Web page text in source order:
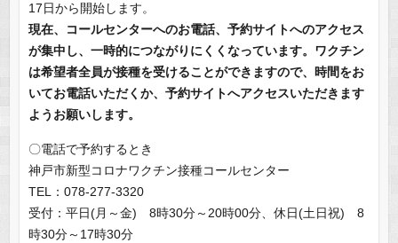
17日から開始します。
現在、コールセンターへのお電話、予約サイトへのアクセス
が集中し、一時的につながりにくくなっています。ワクチン
は希望者全員が接種を受けることができますので、時間をお
いてお電話いただくか、予約サイトへアクセスいただきます
ようお願いします。
〇電話で予約するとき
神戸市新型コロナワクチン接種コールセンター
TEL：078-277-3320
受付：平日(月～金) 8時30分～20時00分、休日(土日祝) 8
時30分～17時30分